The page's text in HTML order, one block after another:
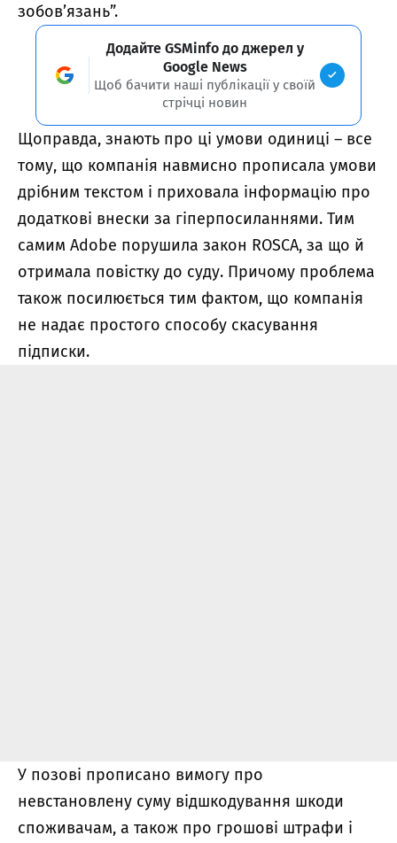
зобов’язань”.
Додайте GSMinfo до джерел у
Google News
Щоб бачити наші публікації у своїй
стрічці новин
Щоправда, знають про ці умови одиниці – все
тому, що компанія навмисно прописала умови
дрібним текстом і приховала інформацію про
додаткові внески за гіперпосиланнями. Тим
самим Adobe порушила закон ROSCA, за що й
отримала повістку до суду. Причому проблема
також посилюється тим фактом, що компанія
не надає простого способу скасування
підписки.
У позові прописано вимогу про
невстановлену суму відшкодування шкоди
споживачам, а також про грошові штрафи і